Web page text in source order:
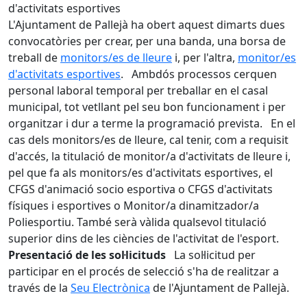
d'activitats esportives
L'Ajuntament de Pallejà ha obert aquest dimarts dues
convocatòries per crear, per una banda, una borsa de
treball de monitors/es de lleure i, per l'altra, monitor/es
d'activitats esportives. Ambdós processos cerquen
personal laboral temporal per treballar en el casal
municipal, tot vetllant pel seu bon funcionament i per
organitzar i dur a terme la programació prevista. En el
cas dels monitors/es de lleure, cal tenir, com a requisit
d'accés, la titulació de monitor/a d'activitats de lleure i,
pel que fa als monitors/es d'activitats esportives, el
CFGS d'animació socio esportiva o CFGS d'activitats
físiques i esportives o Monitor/a dinamitzador/a
Poliesportiu. També serà vàlida qualsevol titulació
superior dins de les ciències de l'activitat de l'esport.
Presentació de les sol·licituds La sol·licitud per
participar en el procés de selecció s'ha de realitzar a
través de la Seu Electrònica de l'Ajuntament de Pallejà.